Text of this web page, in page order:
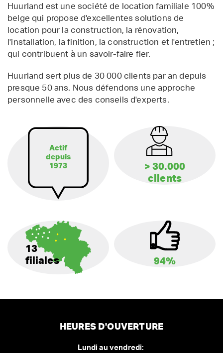
Huurland est une société de location familiale 100%
belge qui propose d'excellentes solutions de
location pour la construction, la rénovation,
l'installation, la finition, la construction et l'entretien ;
qui contribuent à un savoir-faire fier.
Huurland sert plus de 30 000 clients par an depuis
presque 50 ans. Nous défendons une approche
personnelle avec des conseils d'experts.
Actif
depuis
1973
> 30.000
clients
13
filiales
94%
HEURES D'OUVERTURE
Lundi au vendredi: